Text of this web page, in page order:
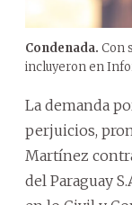
Condenada. Con
incluyeron en
La demanda
perjuicios,
Martínez
del Paraguay